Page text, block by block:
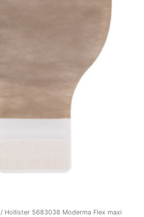
/ Hollister 5683038 Moderma Flex maxi